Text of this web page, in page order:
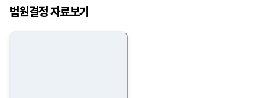
법원결정 자료보기